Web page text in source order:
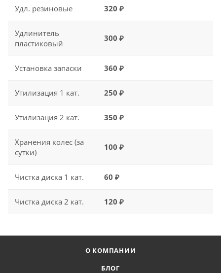
Удл. резиновые 320 ₽
Удлинитель
пластиковый
300 ₽
Установка запаски 360 ₽
Утилизация 1 кат. 250 ₽
Утилизация 2 кат. 350 ₽
Хранения колес (за
сутки)
100 ₽
Чистка диска 1 кат. 60 ₽
Чистка диска 2 кат. 120 ₽
О КОМПАНИИ
БЛОГ